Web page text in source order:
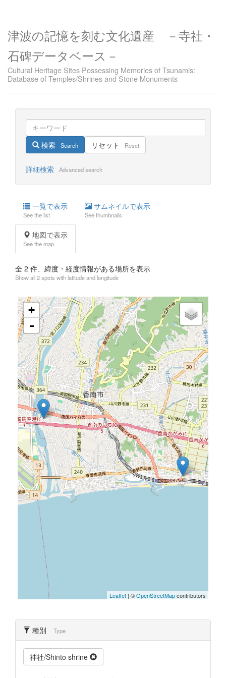
津波の記憶を刻む文化遺産 －寺社・
石碑データベース－
Cultural Heritage Sites Possessing Memories of Tsunamis:
Database of Temples/Shrines and Stone Monuments
検索 Search リセット Reset
詳細検索 Advanced search
一覧で表示
See the list
サムネイルで表示
See thumbnails
地図で表示
See the map
全 2 件、緯度・経度情報がある場所を表示
Show all 2 spots with latitude and longitude
+
-
Leaflet | ©OpenStreetMapcontributors
種別 Type
神社/Shinto shrine